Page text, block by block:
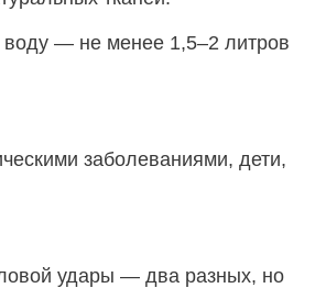
воду — не менее 1,5–2 литров
заболеваниями, дети,
удары — два разных, но